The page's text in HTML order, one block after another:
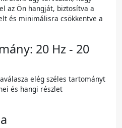
az Ön hangját, biztosítva a
és minimálisra csökkentve a
20 Hz - 20
elég széles tartományt
és hangi részlet